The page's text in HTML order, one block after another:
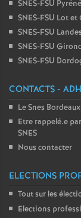
SNES-FSU
SNES-FSU Lot
SNES-FSU Landes
SNES-FSU
SNES-FSU
CONTACTS -
Le Snes Bordeaux
Etre rappelé.e
SNES
Nous contacter
ELECTIONS
Tout sur les
Elections